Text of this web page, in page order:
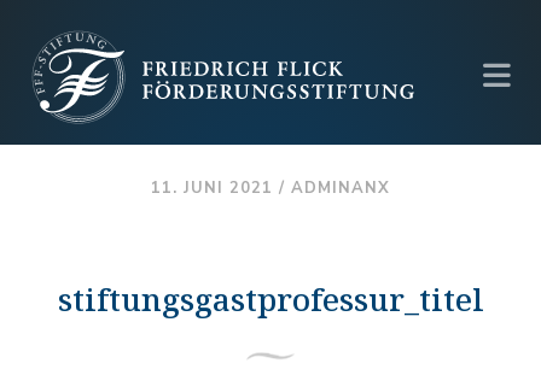
11. JUNI 2021 /ADMINANX
stiftungsgastprofessur_titel